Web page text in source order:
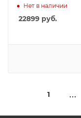
золото
Нет в наличии
22899 руб.
1